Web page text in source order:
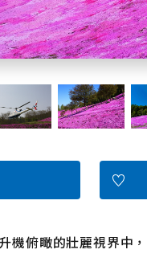
機俯瞰的壯麗視界中